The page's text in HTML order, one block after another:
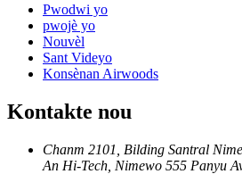
Pwodwi yo
pwojè yo
Nouvèl
Sant Videyo
Konsènan Airwoods
Kontakte nou
Chanm 2101, Bilding Santral
An Hi-Tech, Nimewo 555 Panyu